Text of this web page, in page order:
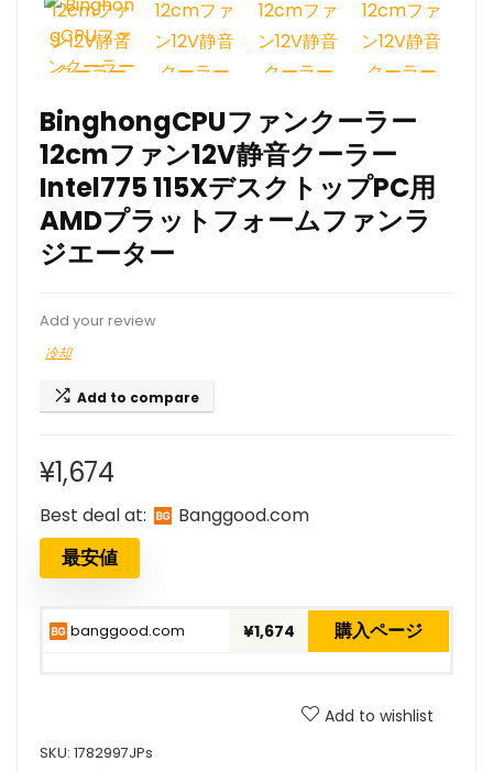
BinghongCPUファンクーラー
12cmファン12V静音クーラー
Intel775 115XデスクトップPC用
AMDプラットフォームファンラ
ジエーター
Add your review
冷却
Add to compare
¥1,674
Best deal at: banggood.com
最安値
banggood.com ¥1,674 購入ページ
Add to wishlist
SKU: 1782997JPs